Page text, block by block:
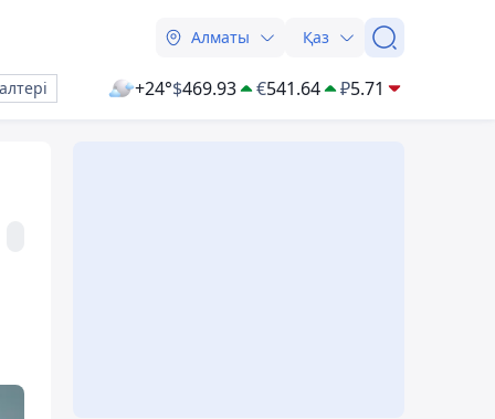
Алматы Қаз
+24°$469.93 €541.64 ₽5.71